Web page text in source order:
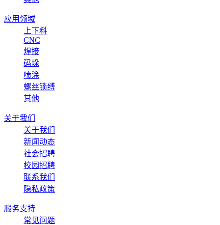
应用领域
上下料
CNC
焊接
码垛
喷涂
螺丝锁缚
其他
关于我们
关于我们
新闻动态
社会招聘
校园招聘
联系我们
隐私政策
服务支持
常见问题